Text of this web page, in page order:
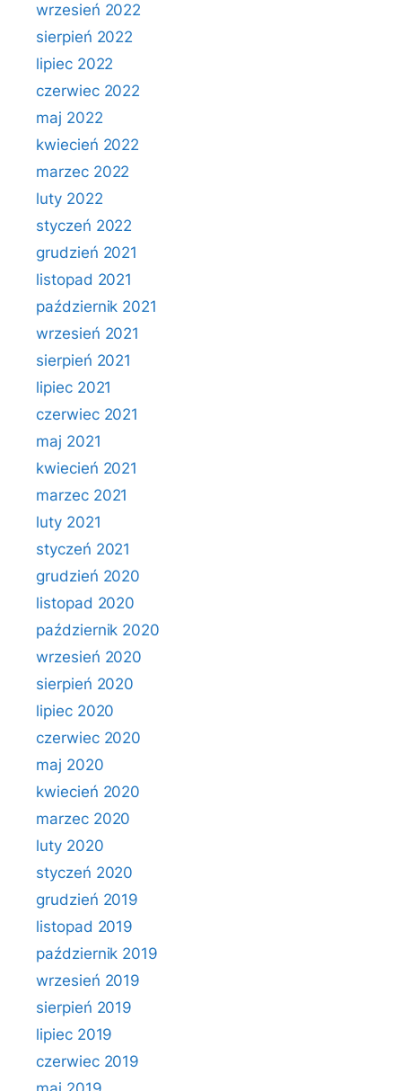
wrzesień 2022
sierpień 2022
lipiec 2022
czerwiec 2022
maj 2022
kwiecień 2022
marzec 2022
luty 2022
styczeń 2022
grudzień 2021
listopad 2021
październik 2021
wrzesień 2021
sierpień 2021
lipiec 2021
czerwiec 2021
maj 2021
kwiecień 2021
marzec 2021
luty 2021
styczeń 2021
grudzień 2020
listopad 2020
październik 2020
wrzesień 2020
sierpień 2020
lipiec 2020
czerwiec 2020
maj 2020
kwiecień 2020
marzec 2020
luty 2020
styczeń 2020
grudzień 2019
listopad 2019
październik 2019
wrzesień 2019
sierpień 2019
lipiec 2019
czerwiec 2019